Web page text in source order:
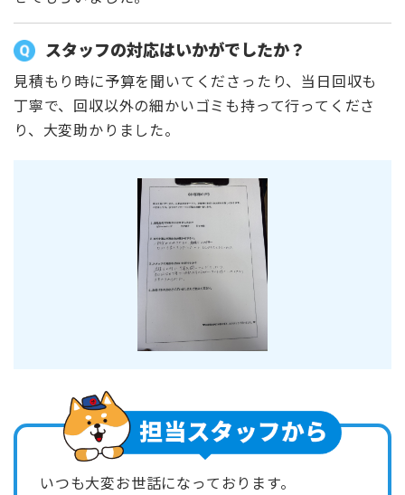
スタッフの対応はいかがでしたか？
見積もり時に予算を聞いてくださったり、当日回収も
丁寧で、回収以外の細かいゴミも持って行ってくださ
り、大変助かりました。
いつも大変お世話になっております。